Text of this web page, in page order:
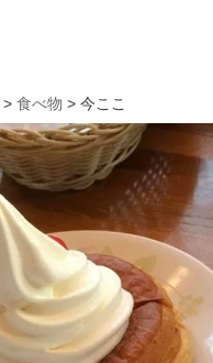
> 食べ物 > 今ここ